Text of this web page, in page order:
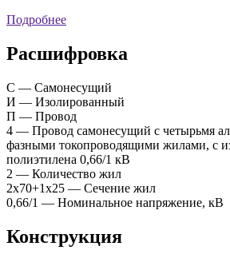
Подробнее
Расшифровка
С — Самонесущий
И — Изолированный
П — Провод
4 — Провод самонесущий с четырьмя
фазными токопроводящими жилами, с
полиэтилена 0,66/1 кВ
2 — Количество жил
2х70+1х25 — Сечение жил
0,66/1 — Номинальное напряжение, кВ
Конструкция